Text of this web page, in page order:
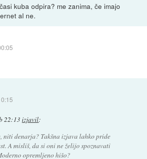
kuba odpira? me zanima, če imajo
al ne.
22:13izjavil:
niti denarja? Takšna izjava lahko pride
A misliš, da si oni ne želijo spoznavati
opremljeno hišo?